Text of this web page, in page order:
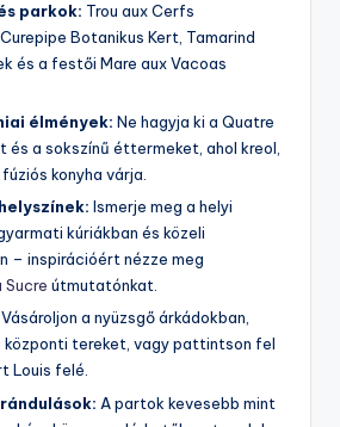
parkok: Trou aux Cerfs
Botanikus Kert, Tamarind
és a festői Mare aux Vacoas
élmények: Ne hagyja ki a Quatre
és a sokszínű éttermeket, ahol kreol,
konyha várja.
Ismerje meg a helyi
kúriákban és közeli
– inspirációért nézze meg
Sucre útmutatónkat.
Vásároljon a nyüzsgő árkádokban,
központi tereket, vagy pattintson fel
Louis felé.
A partok kevesebb mint